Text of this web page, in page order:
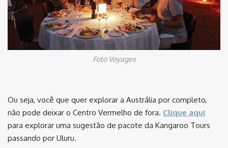
Foto Voyages
Ou seja, você que quer explorar a Austrália por completo,
não pode deixar o Centro Vermelho de fora. Clique aqui
para explorar uma sugestão de pacote da Kangaroo Tours
passando por Uluru.